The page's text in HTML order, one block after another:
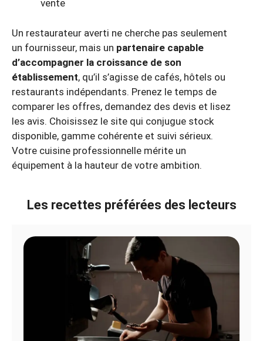
vente
Un restaurateur averti ne cherche pas seulement
un fournisseur, mais un partenaire capable
d’accompagner la croissance de son
établissement, qu’il s’agisse de cafés, hôtels ou
restaurants indépendants. Prenez le temps de
comparer les offres, demandez des devis et lisez
les avis. Choisissez le site qui conjugue stock
disponible, gamme cohérente et suivi sérieux.
Votre cuisine professionnelle mérite un
équipement à la hauteur de votre ambition.
Les recettes préférées des lecteurs